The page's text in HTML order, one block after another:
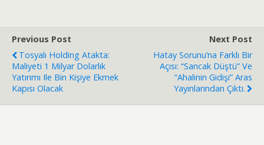
Previous Post
Tosyalı Holding Atakta:
Maliyeti 1 Milyar Dolarlık
Yatırımı Ile Bin Kişiye Ekmek
Kapısı Olacak
Next Post
Hatay Sorunu’na Farklı Bir
Açısı: “Sancak Düştü” Ve
“Ahalinin Gidişi” Aras
Yayınlarından Çıktı.